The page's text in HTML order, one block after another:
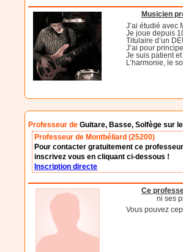
Musicien
J’ai étudié avec
Je joue depuis
Titulaire d’un
J’ai pour
Je suis patient
L’harmonie, le
Professeur deGuitare, Basse, Solfège sur
Professeur de Montbéliard (25200)
Pour contacter gratuitement ce
inscrivez vous en cliquant ci-dessous !
Inscription directe
Ce
ni ses
Vous pouvez